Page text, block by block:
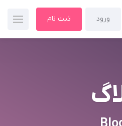
ورود ثبت نام